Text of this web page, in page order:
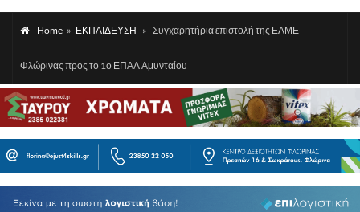
Home » ΕΚΠΑΙΔΕΥΣΗ » Συγχαρητήρια επιστολή της ΕΛΜΕ
Φλώρινας προς το 1ο ΕΠΑΛ Αμυνταίου